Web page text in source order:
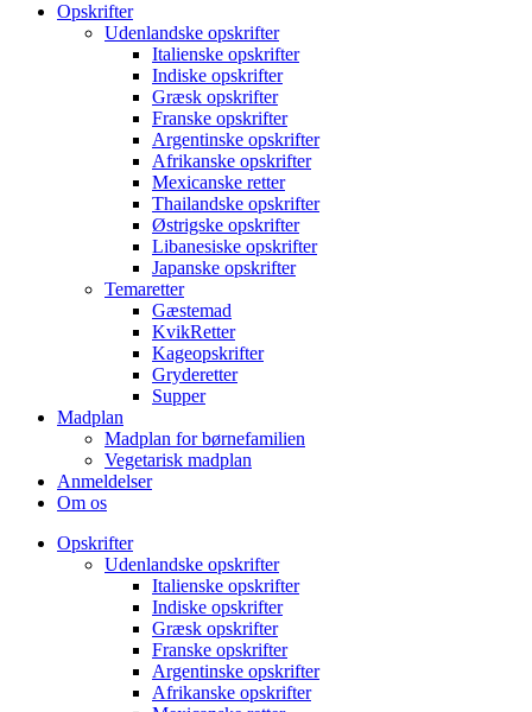
Opskrifter
Udenlandske opskrifter
Italienske opskrifter
Indiske opskrifter
Græsk opskrifter
Franske opskrifter
Argentinske opskrifter
Afrikanske opskrifter
Mexicanske retter
Thailandske opskrifter
Østrigske opskrifter
Libanesiske opskrifter
Japanske opskrifter
Temaretter
Gæstemad
KvikRetter
Kageopskrifter
Gryderetter
Supper
Madplan
Madplan for børnefamilien
Vegetarisk madplan
Anmeldelser
Om os
Opskrifter
Udenlandske opskrifter
Italienske opskrifter
Indiske opskrifter
Græsk opskrifter
Franske opskrifter
Argentinske opskrifter
Afrikanske opskrifter